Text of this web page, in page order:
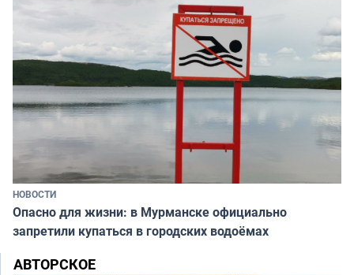
НОВОСТИ
Опасно для жизни: в Мурманске официально
запретили купаться в городских водоёмах
АВТОРСКОЕ